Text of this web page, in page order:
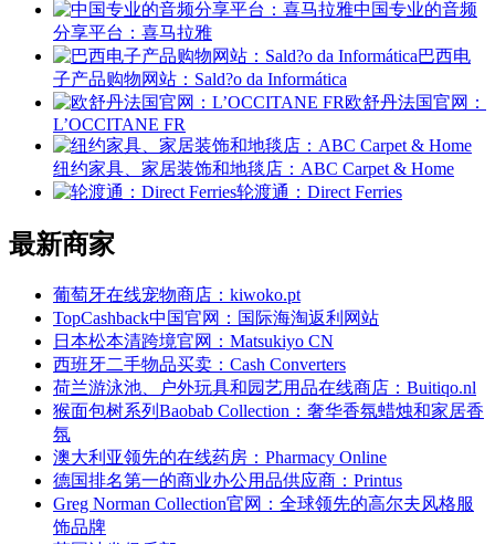
中国专业的音频
分享平台：喜马拉雅
巴西电
子产品购物网站：Sald?o da Informática
欧舒丹法国官网：
L’OCCITANE FR
纽约家具、家居装饰和地毯店：ABC Carpet & Home
轮渡通：Direct Ferries
最新商家
葡萄牙在线宠物商店：kiwoko.pt
TopCashback中国官网：国际海淘返利网站
日本松本清跨境官网：Matsukiyo CN
西班牙二手物品买卖：Cash Converters
荷兰游泳池、户外玩具和园艺用品在线商店：Buitiqo.nl
猴面包树系列Baobab Collection：奢华香氛蜡烛和家居香
氛
澳大利亚领先的在线药房：Pharmacy Online
德国排名第一的商业办公用品供应商：Printus
Greg Norman Collection官网：全球领先的高尔夫风格服
饰品牌